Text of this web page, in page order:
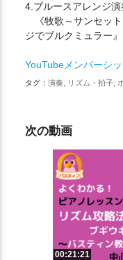
4.ブルースアレンジ演
《牧歌～サンセッ
ジでブルクミュラー』
YouTubeメンバーシ
タグ： 演奏, リズム・拍子,
次の動画
00:21:21